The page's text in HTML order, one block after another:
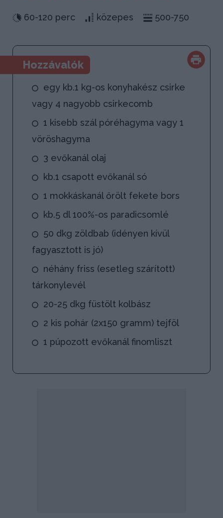
60-120 perc közepes 500-750
Hozzávalók
egy kb.1 kg-os konyhakész csirke
vagy 4 nagyobb csirkecomb
1 kisebb szál póréhagyma vagy 1
vöröshagyma
3 evőkanál olaj
kb.1 csapott evőkanál só
1 mokkáskanál őrölt fekete bors
kb.5 dl 100%-os paradicsomlé
50 dkg zöldbab (idényen kívül
fagyasztott is jó)
néhány friss (esetleg szárított)
tárkonylevél
20-25 dkg füstölt kolbász
2 kis pohár (2x150 gramm) tejföl
1 púpozott evőkanál finomliszt